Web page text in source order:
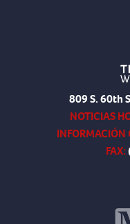
809 S. 60th
NOTICIAS
INFORMACIÓN
FAX: